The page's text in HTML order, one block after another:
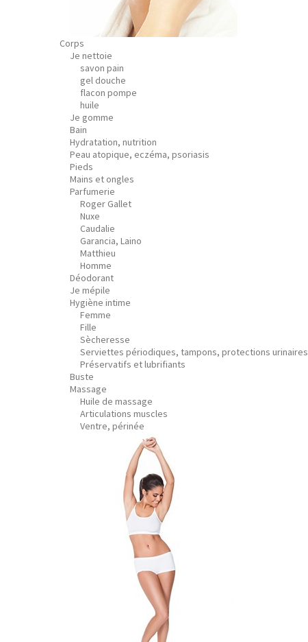
Corps
Je nettoie
savon pain
gel douche
flacon pompe
huile
Je gomme
Bain
Hydratation, nutrition
Peau atopique, eczéma, psoriasis
Pieds
Mains et ongles
Parfumerie
Roger Gallet
Nuxe
Caudalie
Garancia, Laino
Matthieu
Homme
Déodorant
Je mépile
Hygiène intime
Femme
Fille
Sècheresse
Serviettes périodiques, tampons, protections urinaires
Préservatifs et lubrifiants
Buste
Massage
Huile de massage
Articulations muscles
Ventre, périnée